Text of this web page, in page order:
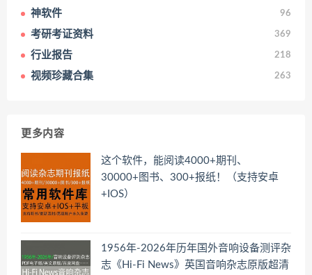
神软件 96
考研考证资料 369
行业报告 218
视频珍藏合集 263
更多内容
这个软件，能阅读4000+期刊、
30000+图书、300+报纸！（支持安卓
+IOS）
1956年-2026年历年国外音响设备测评杂
志《Hi-Fi News》英国音响杂志原版超清